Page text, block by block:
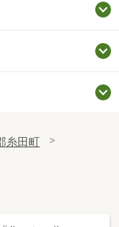
糸田町